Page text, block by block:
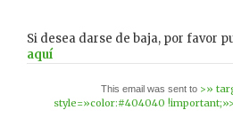
Si desea darse de baja, por favor
aquí
This email was sent to >»
style=»color:#404040